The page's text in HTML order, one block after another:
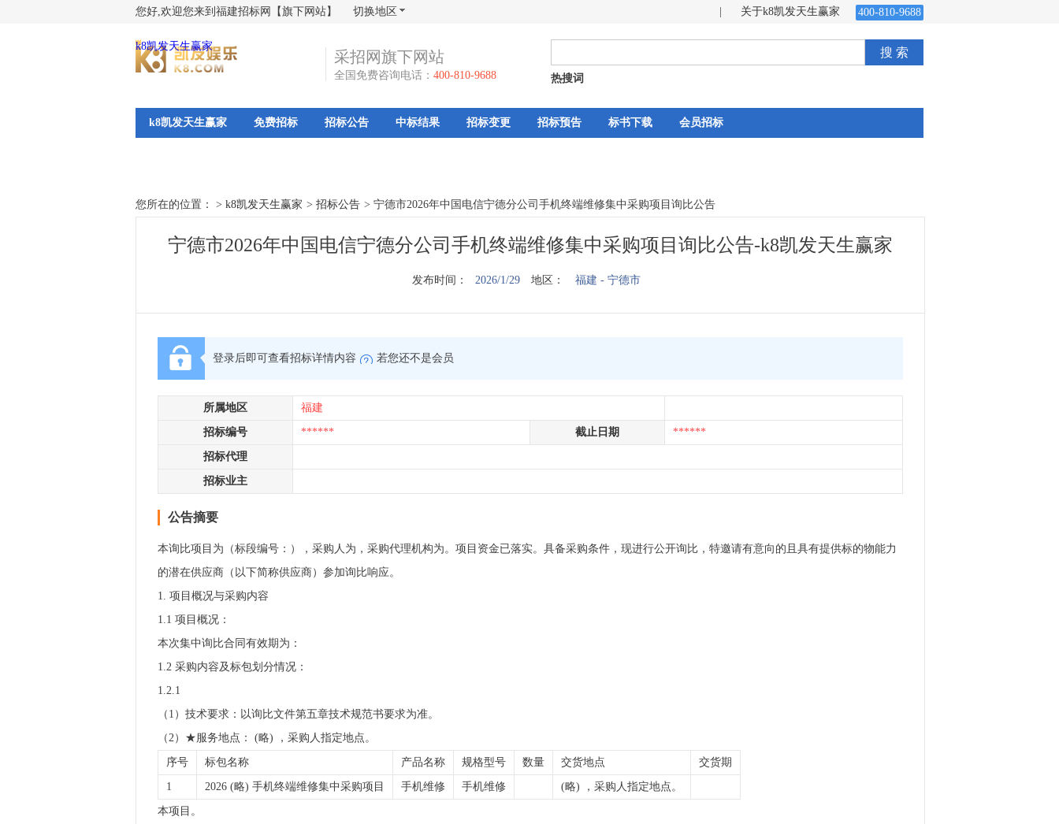
您好,欢迎您来到福建招标网【旗下网站】 切换地区 关于k8凯发天生赢家 400-810-9688
k8凯发天生赢家
采招网旗下网站
全国免费咨询电话： 400-810-9688
搜 索
热搜词
k8凯发天生赢家 免费招标 招标公告 中标结果 招标变更 招标预告 标书下载 会员招标
您所在的位置： > k8凯发天生赢家 > 招标公告 > 宁德市2026年中国电信宁德分公司手机终端维修集中采购项目询比公告
宁德市2026年中国电信宁德分公司手机终端维修集中采购项目询比公告-k8凯发天生赢家
发布时间： 2026/1/29 地区： 福建 - 宁德市
登录后即可查看招标详情内容 若您还不是会员
所属地区 福建
招标编号 ****** 截止日期 ******
招标代理
招标业主
公告摘要
本询比项目为（标段编号：），采购人为，采购代理机构为。项目资金已落实。具备采购条件，现进行公开询比，特邀请有意向的且具有提供标的物能力
的潜在供应商（以下简称供应商）参加询比响应。
1. 项目概况与采购内容
1.1 项目概况：
本次集中询比合同有效期为：
1.2 采购内容及标包划分情况：
1.2.1
（1）技术要求：以询比文件第五章技术规范书要求为准。
（2）★服务地点： (略) ，采购人指定地点。
序号 标包名称 产品名称 规格型号 数量 交货地点 交货期
1 2026 (略) 手机终端维修集中采购项目 手机维修 手机维修 (略) ，采购人指定地点。
本项目。